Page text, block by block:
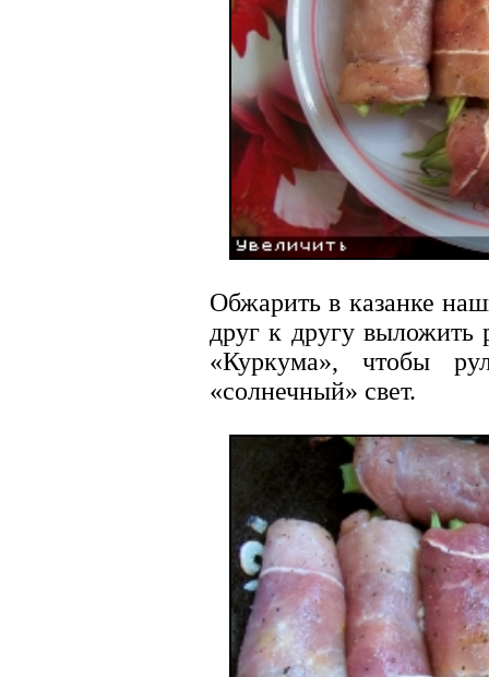
Обжарить в казанке
друг к другу выложить
«Куркума», чтобы
«солнечный» свет.